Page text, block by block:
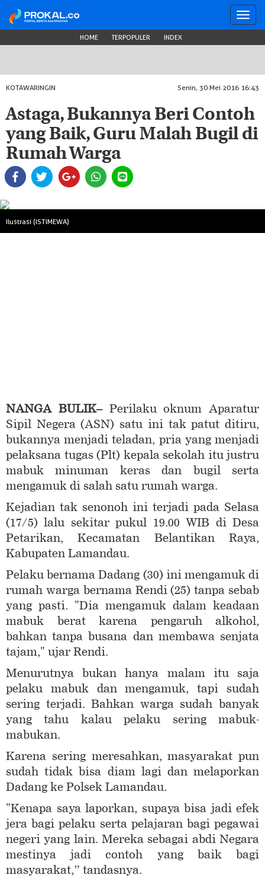
HOME TERPOPULER INDEX
KOTAWARINGIN Senin, 30 Mei 2016 16:43
Astaga, Bukannya Beri Contoh
yang Baik, Guru Malah Bugil di
Rumah Warga
Ilustrasi (ISTIMEWA)
NANGA BULIK–Perilaku oknum Aparatur
Sipil Negera (ASN) satu ini tak patut ditiru,
bukannya menjadi teladan, pria yang menjadi
pelaksana tugas (Plt) kepala sekolah itu justru
mabuk minuman keras dan bugil serta
mengamuk di salah satu rumah warga.
Kejadian tak senonoh ini terjadi pada Selasa
(17/5) lalu sekitar pukul 19.00 WIB di Desa
Petarikan, Kecamatan Belantikan Raya,
Kabupaten Lamandau.
Pelaku bernama Dadang (30) ini mengamuk di
rumah warga bernama Rendi (25) tanpa sebab
yang pasti. "Dia mengamuk dalam keadaan
mabuk berat karena pengaruh alkohol,
bahkan tanpa busana dan membawa senjata
tajam," ujar Rendi.
Menurutnya bukan hanya malam itu saja
pelaku mabuk dan mengamuk, tapi sudah
sering terjadi. Bahkan warga sudah banyak
yang tahu kalau pelaku sering mabuk-
mabukan.
Karena sering meresahkan, masyarakat pun
sudah tidak bisa diam lagi dan melaporkan
Dadang ke Polsek Lamandau.
"Kenapa saya laporkan, supaya bisa jadi efek
jera bagi pelaku serta pelajaran bagi pegawai
negeri yang lain. Mereka sebagai abdi Negara
mestinya jadi contoh yang baik bagi
masyarakat,” tandasnya.